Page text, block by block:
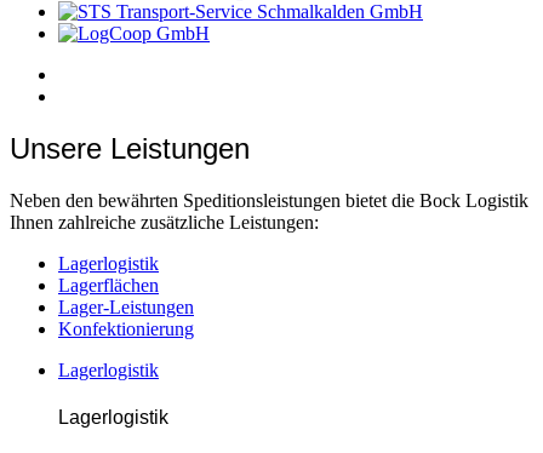
Unsere Leistungen
Neben den bewährten Speditionsleistungen bietet die Bock Logistik
Ihnen zahlreiche zusätzliche Leistungen:
Lagerlogistik
Lagerflächen
Lager-Leistungen
Konfektionierung
Lagerlogistik
Lagerlogistik